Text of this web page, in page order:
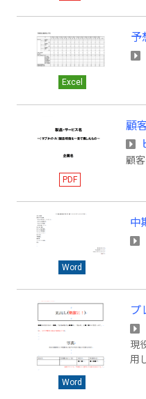
メ
Excel
予
PDF
顧
顧
Word
中
Word
プ
現
用